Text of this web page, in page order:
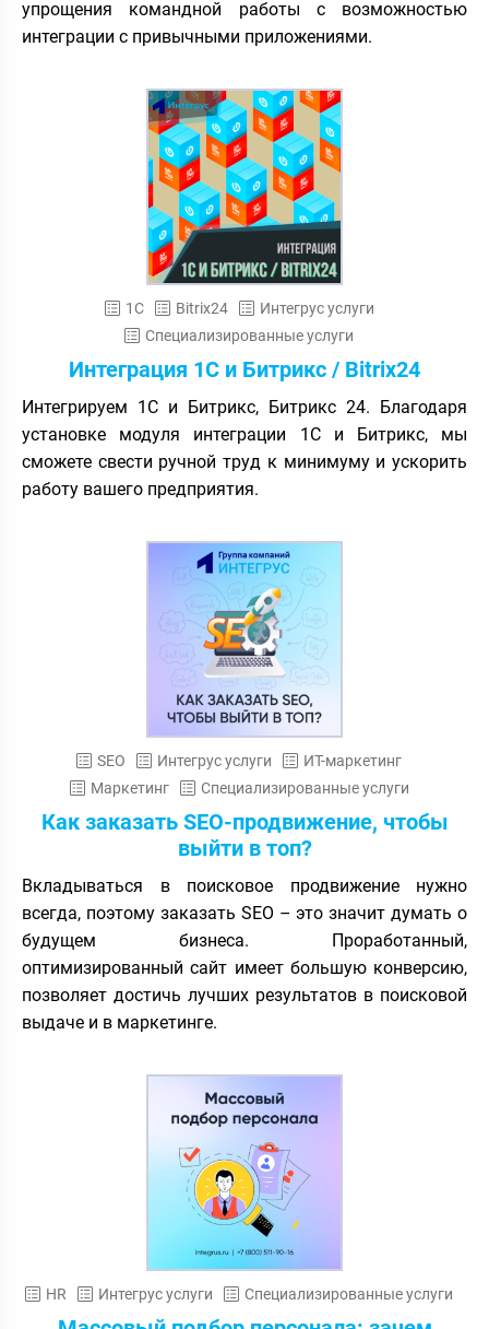
упрощения командной работы с возможностью
интеграции с привычными приложениями.
1С Bitrix24
Интегрус услуги
Специализированные услуги
Интеграция 1С и Битрикс / Bitrix24
Интегрируем 1С и Битрикс, Битрикс 24. Благодаря
установке модуля интеграции 1С и Битрикс, мы
сможете свести ручной труд к минимуму и ускорить
работу вашего предприятия.
SEO Интегрус услуги
ИТ-маркетинг
Маркетинг
Специализированные услуги
Как заказать SEO-продвижение, чтобы
выйти в топ?
Вкладываться в поисковое продвижение нужно
всегда, поэтому заказать SEO – это значит думать о
будущем бизнеса. Проработанный,
оптимизированный сайт имеет большую конверсию,
позволяет достичь лучших результатов в поисковой
выдаче и в маркетинге.
HR Интегрус услуги Специализированные услуги